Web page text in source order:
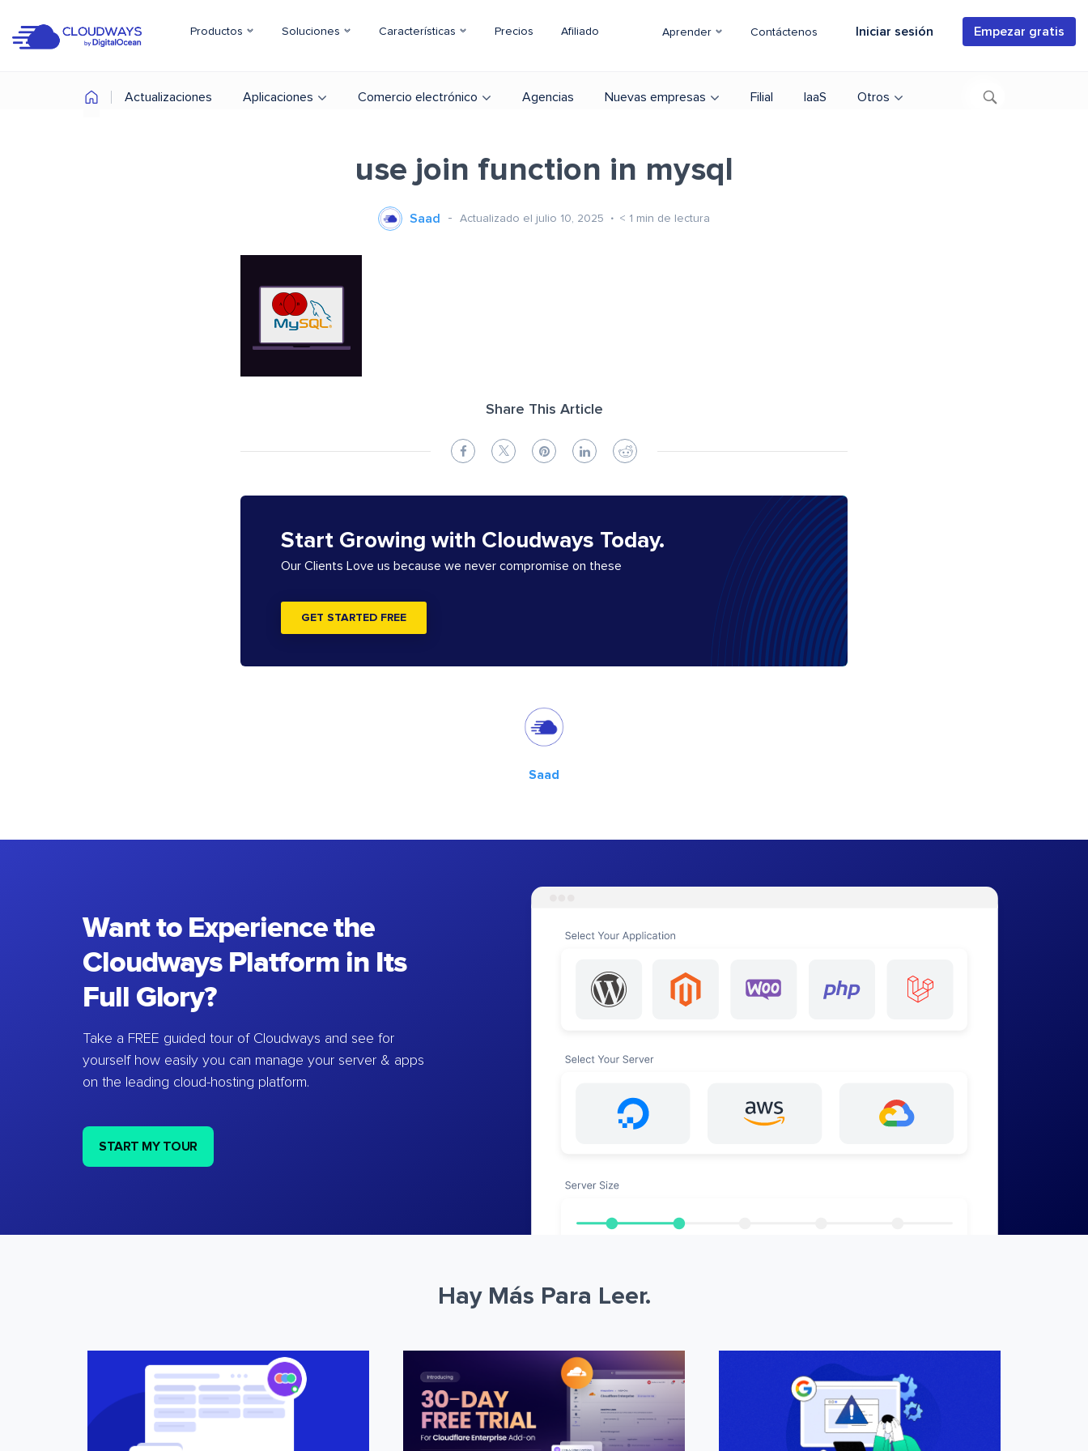
Productos Soluciones Características Precios Afiliado Aprender Contáctenos Iniciar sesión Empezar gratis
Actualizaciones Aplicaciones Comercio electrónico Agencias Nuevas empresas Filial IaaS Otros
use join function in mysql
Saad Actualizado el julio 10, 2025 < 1 min de lectura
Share This Article
Start Growing with Cloudways Today.
Our Clients Love us because we never compromise on these
GET STARTED FREE
Saad
Want to Experience the
Cloudways Platform in Its
Full Glory?
Take a FREE guided tour of Cloudways and see for
yourself how easily you can manage your server & apps
on the leading cloud-hosting platform.
START MY TOUR
Hay Más Para Leer.